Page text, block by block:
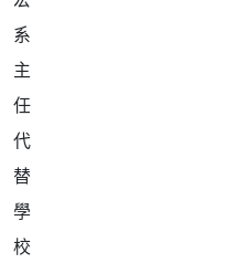
系
主
任
代
替
學
校